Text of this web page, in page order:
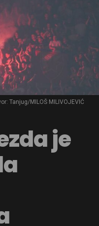
Tanjug/MILOŠ MILIVOJEVIĆ
je